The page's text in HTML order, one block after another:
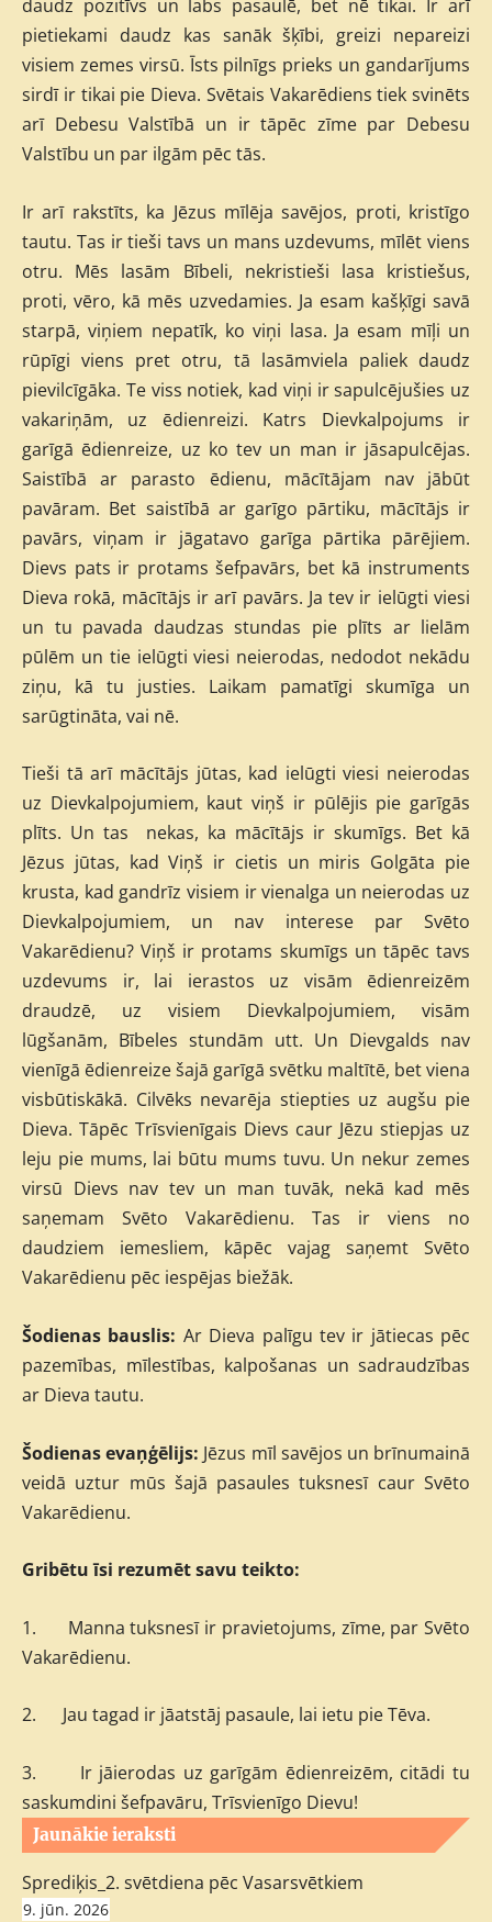
Jaunākie ieraksti
Sprediķis_2. svētdiena pēc Vasarsvētkiem
9. jūn. 2026
daudz pozitīvs un labs pasaulē, bet nē tikai. Ir arī
pietiekami daudz kas sanāk šķībi, greizi nepareizi
visiem zemes virsū. Īsts pilnīgs prieks un gandarījums
sirdī ir tikai pie Dieva. Svētais Vakarēdiens tiek svinēts
arī Debesu Valstībā un ir tāpēc zīme par Debesu
Valstību un par ilgām pēc tās.
Ir arī rakstīts, ka Jēzus mīlēja savējos, proti, kristīgo
tautu. Tas ir tieši tavs un mans uzdevums, mīlēt viens
otru. Mēs lasām Bībeli, nekristieši lasa kristiešus,
proti, vēro, kā mēs uzvedamies. Ja esam kašķīgi savā
starpā, viņiem nepatīk, ko viņi lasa. Ja esam mīļi un
rūpīgi viens pret otru, tā lasāmviela paliek daudz
pievilcīgāka. Te viss notiek, kad viņi ir sapulcējušies uz
vakariņām, uz ēdienreizi. Katrs Dievkalpojums ir
garīgā ēdienreize, uz ko tev un man ir jāsapulcējas.
Saistībā ar parasto ēdienu, mācītājam nav jābūt
pavāram. Bet saistībā ar garīgo pārtiku, mācītājs ir
pavārs, viņam ir jāgatavo garīga pārtika pārējiem.
Dievs pats ir protams šefpavārs, bet kā instruments
Dieva rokā, mācītājs ir arī pavārs. Ja tev ir ielūgti viesi
un tu pavada daudzas stundas pie plīts ar lielām
pūlēm un tie ielūgti viesi neierodas, nedodot nekādu
ziņu, kā tu justies. Laikam pamatīgi skumīga un
sarūgtināta, vai nē.
Tieši tā arī mācītājs jūtas, kad ielūgti viesi neierodas
uz Dievkalpojumiem, kaut viņš ir pūlējis pie garīgās
plīts. Un tas nekas, ka mācītājs ir skumīgs. Bet kā
Jēzus jūtas, kad Viņš ir cietis un miris Golgāta pie
krusta, kad gandrīz visiem ir vienalga un neierodas uz
Dievkalpojumiem, un nav interese par Svēto
Vakarēdienu? Viņš ir protams skumīgs un tāpēc tavs
uzdevums ir, lai ierastos uz visām ēdienreizēm
draudzē, uz visiem Dievkalpojumiem, visām
lūgšanām, Bībeles stundām utt. Un Dievgalds nav
vienīgā ēdienreize šajā garīgā svētku maltītē, bet viena
visbūtiskākā. Cilvēks nevarēja stiepties uz augšu pie
Dieva. Tāpēc Trīsvienīgais Dievs caur Jēzu stiepjas uz
leju pie mums, lai būtu mums tuvu. Un nekur zemes
virsū Dievs nav tev un man tuvāk, nekā kad mēs
saņemam Svēto Vakarēdienu. Tas ir viens no
daudziem iemesliem, kāpēc vajag saņemt Svēto
Vakarēdienu pēc iespējas biežāk.
Šodienas bauslis: Ar Dieva palīgu tev ir jātiecas pēc
pazemības, mīlestības, kalpošanas un sadraudzības
ar Dieva tautu.
Šodienas evaņģēlijs: Jēzus mīl savējos un brīnumainā
veidā uztur mūs šajā pasaules tuksnesī caur Svēto
Vakarēdienu.
Gribētu īsi rezumēt savu teikto:
1.
Manna tuksnesī ir pravietojums, zīme, par Svēto
Vakarēdienu.
2. Jau tagad ir jāatstāj pasaule, lai ietu pie Tēva.
3.
Ir jāierodas uz garīgām ēdienreizēm, citādi tu
saskumdini šefpavāru, Trīsvienīgo Dievu!